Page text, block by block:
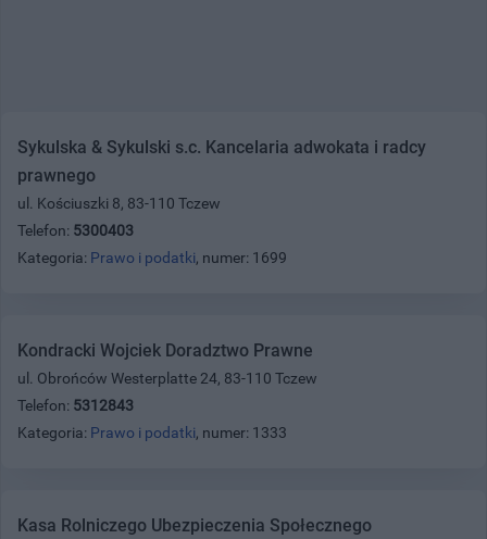
Sykulska & Sykulski s.c. Kancelaria adwokata i radcy
prawnego
ul. Kościuszki 8, 83-110 Tczew
Telefon: 5300403
Kategoria: Prawo i podatki, numer: 1699
Kondracki Wojciek Doradztwo Prawne
ul. Obrońców Westerplatte 24, 83-110 Tczew
Telefon: 5312843
Kategoria: Prawo i podatki, numer: 1333
Kasa Rolniczego Ubezpieczenia Społecznego